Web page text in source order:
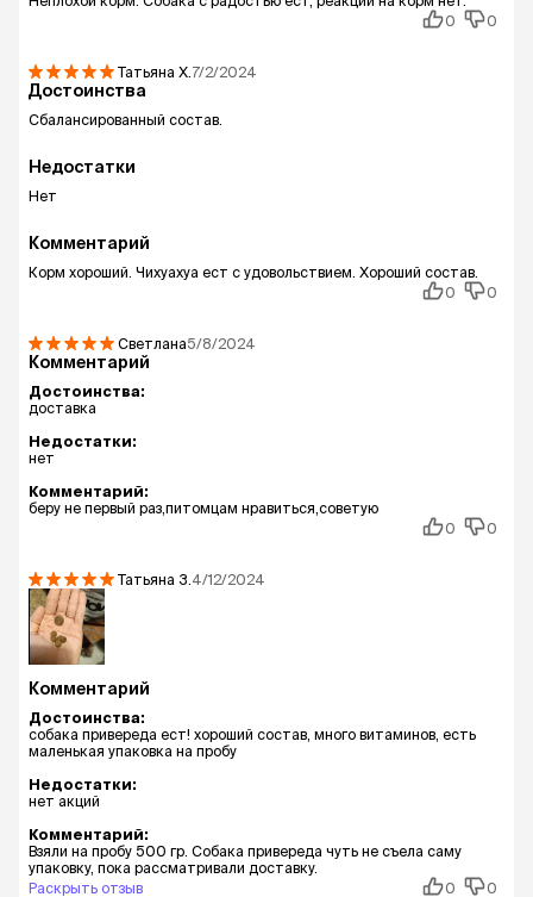
0
0
Татьяна Х. 7/2/2024
Достоинства
Сбалансированный состав.
Недостатки
Нет
Комментарий
Корм хороший. Чихуахуа ест с удовольствием. Хороший состав.
0
0
Светлана5/8/2024
Комментарий
Достоинства:
доставка
Недостатки:
нет
Комментарий:
беру не первый раз,питомцам нравиться,советую
0
0
Татьяна З. 4/12/2024
Комментарий
Достоинства:
собака привереда ест! хороший состав, много витаминов, есть
маленькая упаковка на пробу
Недостатки:
нет акций
Комментарий:
Взяли на пробу 500 гр. Собака привереда чуть не съела саму
упаковку, пока рассматривали доставку.
Раскрыть отзыв
0 0